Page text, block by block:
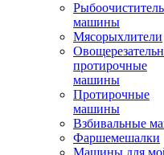
машины
Мясорыхлители
протирочные
машины
Протирочные
машины
Взбивальные
Фаршемешалки
Машины для